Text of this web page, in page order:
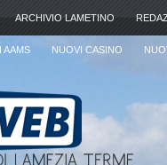
ARCHIVIO LAMETINO
AAMS NUOVI CASINO